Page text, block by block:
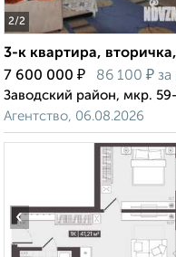
2/2
3-к квартира,
7 600 000 ₽ 86 100 ₽ за
Заводский район, мкр.
Агентство, 06.08.2026
‹